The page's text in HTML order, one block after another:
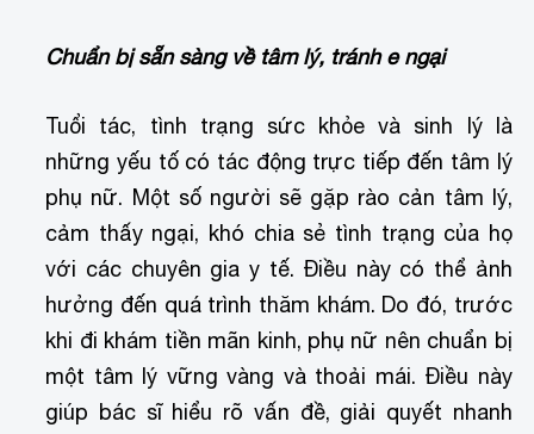
Chuẩn bị sẵn sàng về tâm lý, tránh e ngại
Tuổi tác, tình trạng sức khỏe và sinh lý là
những yếu tố có tác động trực tiếp đến tâm lý
phụ nữ. Một số người sẽ gặp rào cản tâm lý,
cảm thấy ngại, khó chia sẻ tình trạng của họ
với các chuyên gia y tế. Điều này có thể ảnh
hưởng đến quá trình thăm khám. Do đó, trước
khi đi khám tiền mãn kinh, phụ nữ nên chuẩn bị
một tâm lý vững vàng và thoải mái. Điều này
giúp bác sĩ hiểu rõ vấn đề, giải quyết nhanh